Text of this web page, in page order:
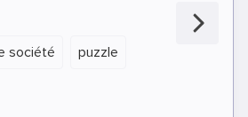
société puzzle